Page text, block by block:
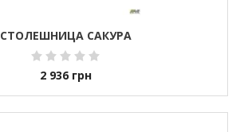
СТОЛЕШНИЦА САКУРА
2 936 грн